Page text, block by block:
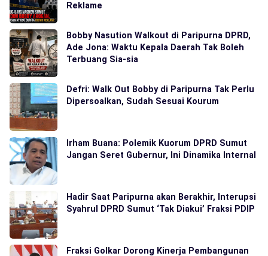
Reklame
Bobby Nasution Walkout di Paripurna DPRD,
Ade Jona: Waktu Kepala Daerah Tak Boleh
Terbuang Sia-sia
Defri: Walk Out Bobby di Paripurna Tak Perlu
Dipersoalkan, Sudah Sesuai Kourum
Irham Buana: Polemik Kuorum DPRD Sumut
Jangan Seret Gubernur, Ini Dinamika Internal
Hadir Saat Paripurna akan Berakhir, Interupsi
Syahrul DPRD Sumut ‘Tak Diakui’ Fraksi PDIP
Fraksi Golkar Dorong Kinerja Pembangunan